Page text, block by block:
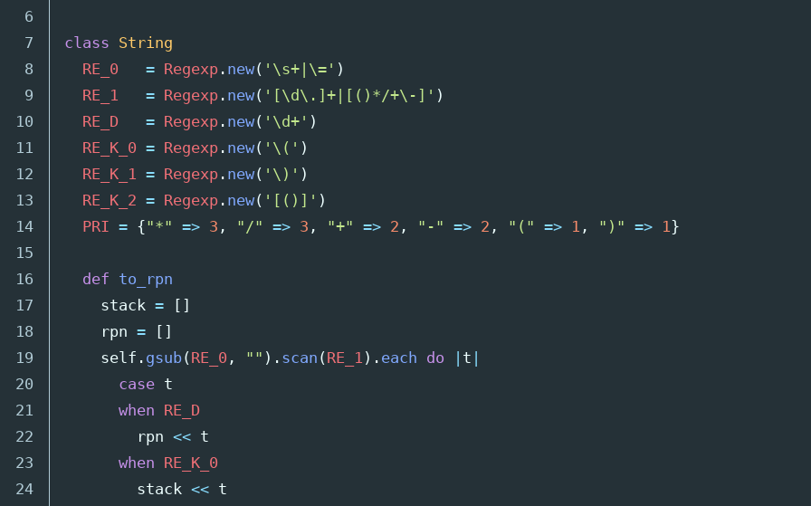
6
7
8
9
10
11
12
13
14
15
16
17
18
19
20
21
22
23
24
class
String
RE_0
= Regexp . new( '\s+|\=' )
RE_1
= Regexp . new( '[\d\.]+|[()*/+\-]' )
RE_D
= Regexp . new( '\d+' )
RE_K_0 = Regexp . new( '\(' )
RE_K_1 = Regexp . new( '\)' )
RE_K_2 = Regexp . new( '[()]' )
PRI = {"*" => 3 , "/" => 3 , "+" => 2 , "-" => 2 , "(" => 1 , ")" => 1}
def
to_rpn
stack =
[]
rpn =
[]
self . gsub( RE_0 , "" ). scan ( RE_1 ). each do t
case t
when
RE_D
rpn << t
when
RE_K_0
stack << t